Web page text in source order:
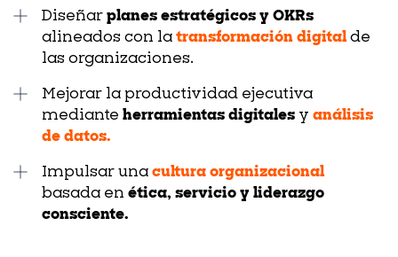
Diseñar planes estratégicos y OKRs
alineados con la transformación digital de
las organizaciones.
Mejorar la productividad ejecutiva
mediante herramientas digitales y análisis
de datos.
Impulsar una cultura organizacional
basada en ética, servicio y liderazgo
consciente.